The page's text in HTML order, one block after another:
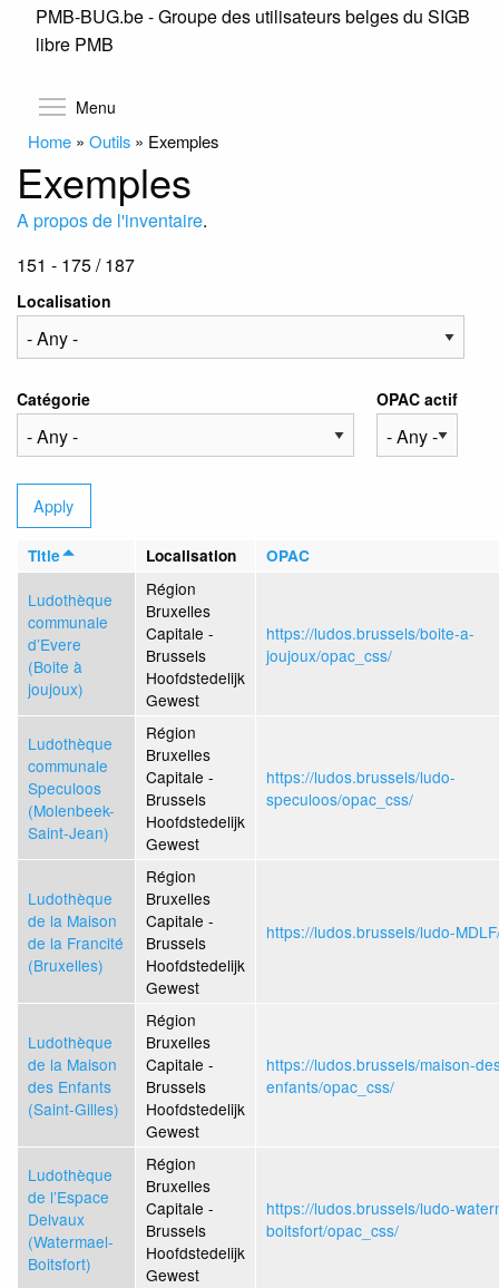
Skip
PMB-BUG.be - Groupe des utilisateurs belges du SIGB
libre PMB
Menu
Home » Outils » Exemples
Exemples
A propos de l'inventaire.
151 - 175 / 187
Localisation
Catégorie OPAC actif
Title Localisation OPAC
Ludothèque
communale
d’Evere
(Boite à
joujoux)
Région
Bruxelles
Capitale -
Brussels
Hoofdstedelijk
Gewest
https://ludos.brussels/boite-a-
joujoux/opac_css/
Ludothèque
communale
Speculoos
(Molenbeek-
Saint-Jean)
Région
Bruxelles
Capitale -
Brussels
Hoofdstedelijk
Gewest
https://ludos.brussels/ludo-
speculoos/opac_css/
Ludothèque
de la Maison
de la Francité
(Bruxelles)
Région
Bruxelles
Capitale -
Brussels
Hoofdstedelijk
Gewest
https://ludos.brussels/ludo-
Ludothèque
de la Maison
des Enfants
(Saint-Gilles)
Région
Bruxelles
Capitale -
Brussels
Hoofdstedelijk
Gewest
https://ludos.brussels/maison-
enfants/opac_css/
Ludothèque
de l’Espace
Delvaux
(Watermael-
Boitsfort)
Région
Bruxelles
Capitale -
Brussels
Hoofdstedelijk
Gewest
https://ludos.brussels/ludo-
boitsfort/opac_css/